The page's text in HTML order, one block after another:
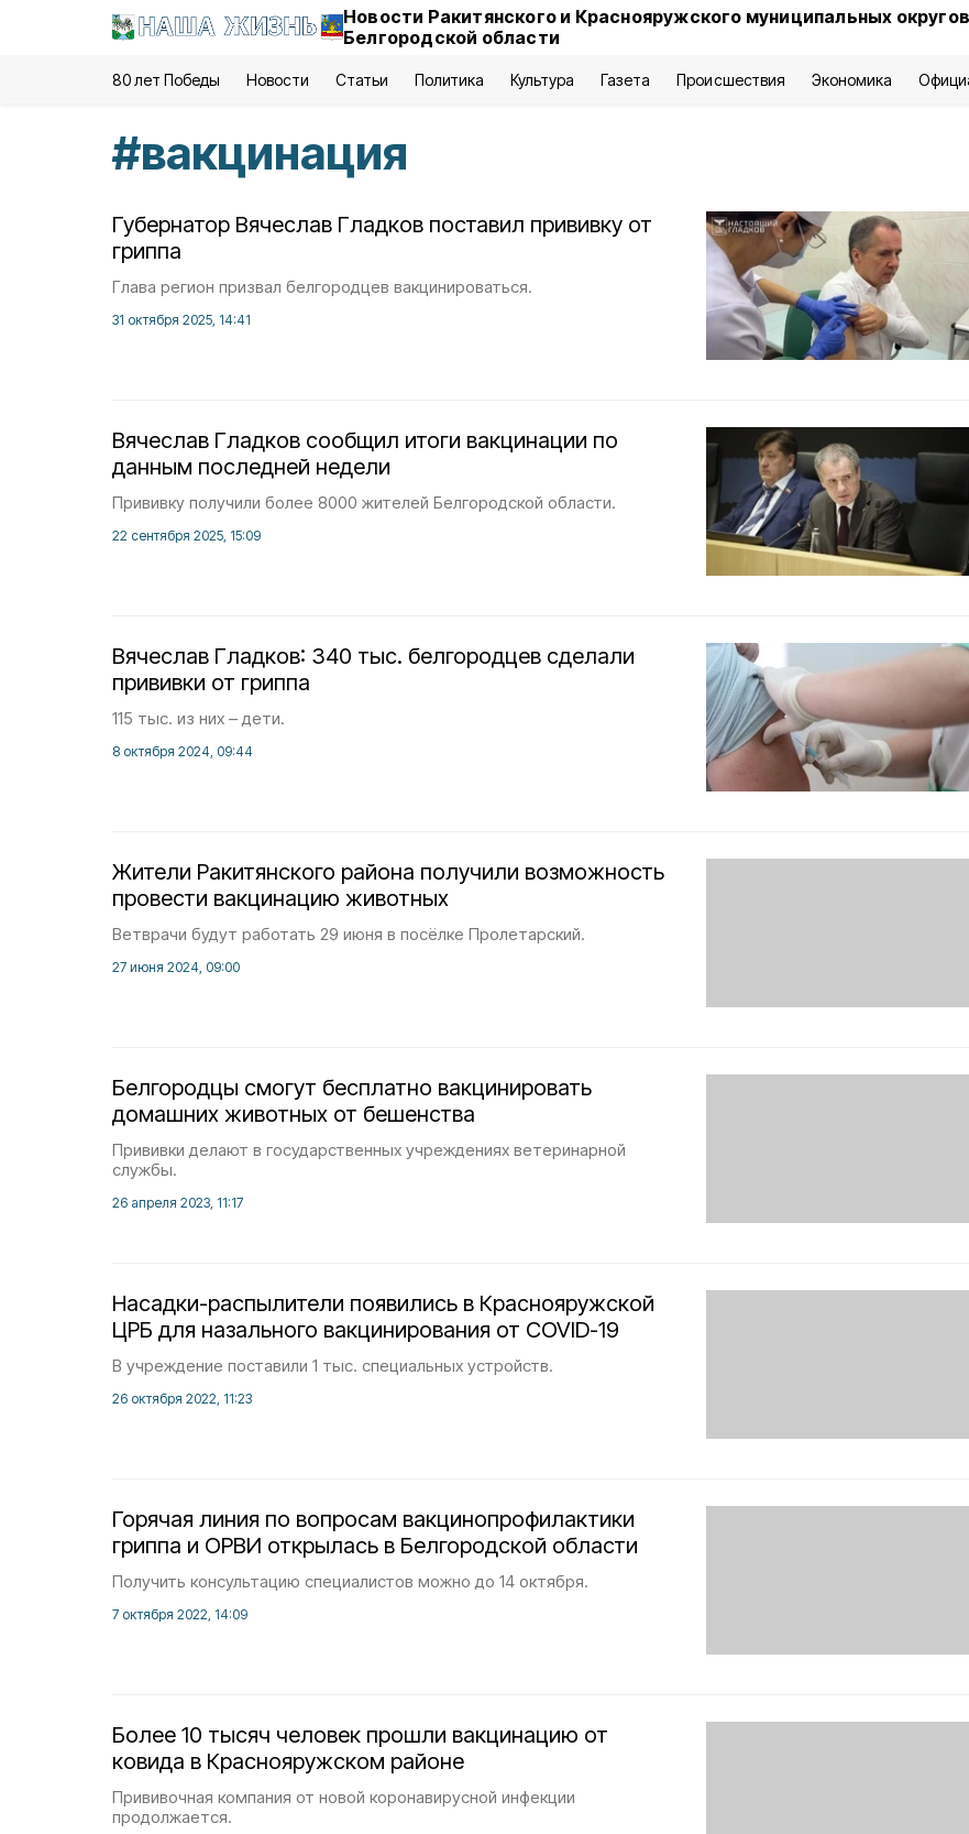
Новости Ракитянского и Краснояружского муниципальных округов
Белгородской области
80 лет Победы Новости Статьи Политика Культура Газета Происшествия Экономика
#вакцинация
Губернатор Вячеслав Гладков поставил прививку от
гриппа
Глава регион призвал белгородцев вакцинироваться.
31 октября 2025, 14:41
Вячеслав Гладков сообщил итоги вакцинации по
данным последней недели
Прививку получили более 8000 жителей Белгородской области.
22 сентября 2025, 15:09
Вячеслав Гладков: 340 тыс. белгородцев сделали
прививки от гриппа
115 тыс. из них – дети.
8 октября 2024, 09:44
Жители Ракитянского района получили возможность
провести вакцинацию животных
Ветврачи будут работать 29 июня в посёлке Пролетарский.
27 июня 2024, 09:00
Белгородцы смогут бесплатно вакцинировать
домашних животных от бешенства
Прививки делают в государственных учреждениях ветеринарной
службы.
26 апреля 2023, 11:17
Насадки-распылители появились в Краснояружской
ЦРБ для назального вакцинирования от COVID-19
В учреждение поставили 1 тыс. специальных устройств.
26 октября 2022, 11:23
Горячая линия по вопросам вакцинопрофилактики
гриппа и ОРВИ открылась в Белгородской области
Получить консультацию специалистов можно до 14 октября.
7 октября 2022, 14:09
Более 10 тысяч человек прошли вакцинацию от
ковида в Краснояружском районе
Прививочная компания от новой коронавирусной инфекции
продолжается.